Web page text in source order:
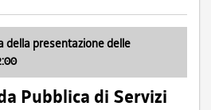
della presentazione delle
Pubblica di Servizi